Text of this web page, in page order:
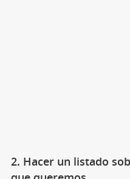
2. Hacer un listado